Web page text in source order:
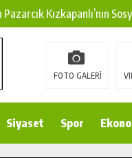
Pazarcık Kızkapanlı’nın
Kırsalına Modern
Uluslararası Başarı:
Kampında Yeni
FOTO GALERİ
Siyaset Spor